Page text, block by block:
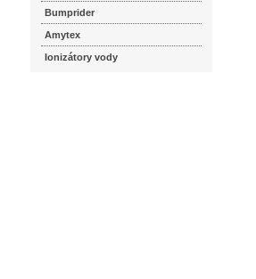
Bumprider
Amytex
Ionizátory vody